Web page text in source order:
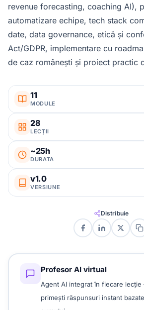
revenue forecasting, coaching AI),
automatizare echipe, tech stack
date, data governance, etică și
Act/GDPR, implementare cu
de caz românești și proiect practic
11
MODULE
28
LECȚII
~25h
DURATA
v1.0
VERSIUNE
Distribuie
Profesor AI virtual
Agent AI integrat în fiecare
primești răspunsuri instant